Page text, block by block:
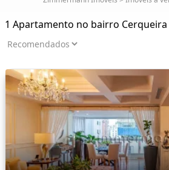
1 Apartamento no bairro Cerqueira